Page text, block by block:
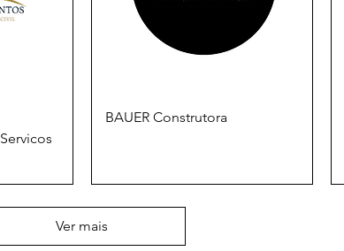
BAUER Construtora
Ver mais